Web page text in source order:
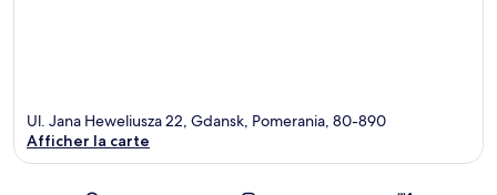
Ul. Jana Heweliusza 22, Gdansk, Pomerania, 80-890
Afficher la carte